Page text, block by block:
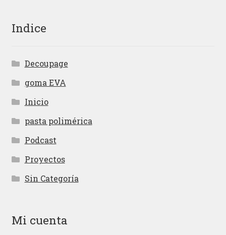
Indice
Decoupage
goma EVA
Inicio
pasta polimérica
Podcast
Proyectos
Sin Categoría
Mi cuenta